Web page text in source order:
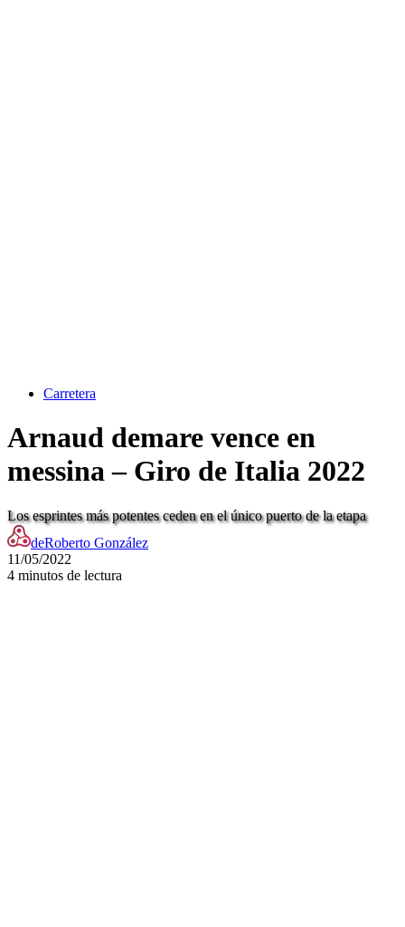
Carretera
Arnaud demare vence en
messina – Giro de Italia 2022
Los esprintes más potentes ceden en el único puerto de la etapa
deRoberto González
11/05/2022
4 minutos de lectura